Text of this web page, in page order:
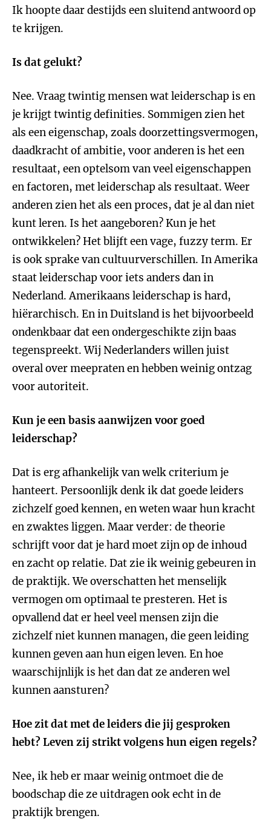
Ik hoopte daar destijds een sluitend antwoord op
te krijgen.
Is dat gelukt?
Nee. Vraag twintig mensen wat leiderschap is en
je krijgt twintig definities. Sommigen zien het
als een eigenschap, zoals doorzettingsvermogen,
daadkracht of ambitie, voor anderen is het een
resultaat, een optelsom van veel eigenschappen
en factoren, met leiderschap als resultaat. Weer
anderen zien het als een proces, dat je al dan niet
kunt leren. Is het aangeboren? Kun je het
ontwikkelen? Het blijft een vage, fuzzy term. Er
is ook sprake van cultuurverschillen. In Amerika
staat leiderschap voor iets anders dan in
Nederland. Amerikaans leiderschap is hard,
hiërarchisch. En in Duitsland is het bijvoorbeeld
ondenkbaar dat een ondergeschikte zijn baas
tegenspreekt. Wij Nederlanders willen juist
overal over meepraten en hebben weinig ontzag
voor autoriteit.
Kun je een basis aanwijzen voor goed
leiderschap?
Dat is erg afhankelijk van welk criterium je
hanteert. Persoonlijk denk ik dat goede leiders
zichzelf goed kennen, en weten waar hun kracht
en zwaktes liggen. Maar verder: de theorie
schrijft voor dat je hard moet zijn op de inhoud
en zacht op relatie. Dat zie ik weinig gebeuren in
de praktijk. We overschatten het menselijk
vermogen om optimaal te presteren. Het is
opvallend dat er heel veel mensen zijn die
zichzelf niet kunnen managen, die geen leiding
kunnen geven aan hun eigen leven. En hoe
waarschijnlijk is het dan dat ze anderen wel
kunnen aansturen?
Hoe zit dat met de leiders die jij gesproken
hebt? Leven zij strikt volgens hun eigen regels?
Nee, ik heb er maar weinig ontmoet die de
boodschap die ze uitdragen ook echt in de
praktijk brengen.